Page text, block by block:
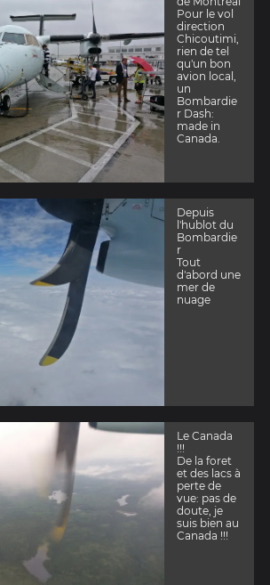
Pour le vol
direction
Chicoutimi,
rien de tel
qu'un bon
avion local,
un
Bombardie
r Dash:
made in
Canada.
Depuis
l'hublot du
Bombardie
r
Tout
d'abord une
mer de
nuage
Le Canada
!!!
De la foret
et des lacs à
perte de
vue: pas de
doute, je
suis bien au
Canada !!!